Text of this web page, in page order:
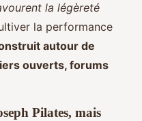
la légèreté
la performance
autour de
ouverts, forums
Pilates, mais